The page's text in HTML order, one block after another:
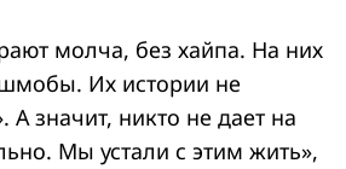
молча, без хайпа. На них
Их истории не
А значит, никто не дает на
Мы устали с этим жить»,